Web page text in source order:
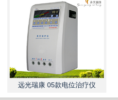
远光瑞康 05款电位治疗仪